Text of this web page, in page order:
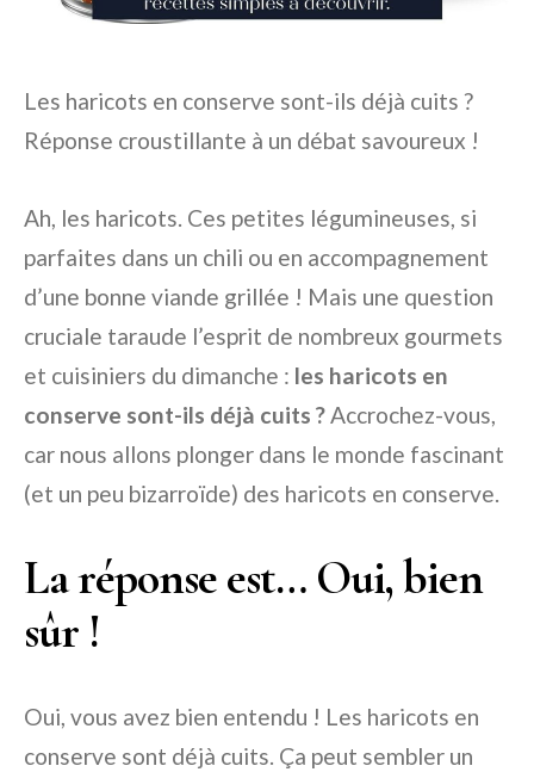
Les haricots en conserve sont-ils déjà cuits ?
Réponse croustillante à un débat savoureux !
Ah, les haricots. Ces petites légumineuses, si
parfaites dans un chili ou en accompagnement
d’une bonne viande grillée ! Mais une question
cruciale taraude l’esprit de nombreux gourmets
et cuisiniers du dimanche : les haricots en
conserve sont-ils déjà cuits ?Accrochez-vous,
car nous allons plonger dans le monde fascinant
(et un peu bizarroïde) des haricots en conserve.
La réponse est… Oui, bien
sûr !
Oui, vous avez bien entendu ! Les haricots en
conserve sont déjà cuits. Ça peut sembler un